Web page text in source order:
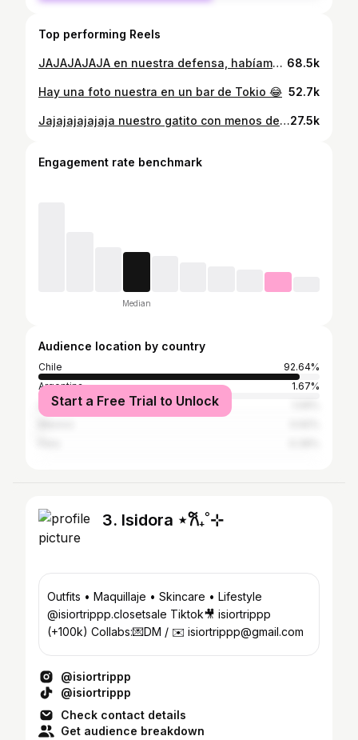
Top performing Reels
JAJAJAJAJA en nuestra defensa, habíamos arrendado otro y le caímos bien al chico del rent a car jajajaja pero nos sentimos tan estúpidos jajajaja🤣💕 #humor #usa #eeuu #rentacar #couple 68.5k
Hay una foto nuestra en un bar de Tokio 😂 52.7k
Jajajajajajaja nuestro gatito con menos defensas que la selección Chilena ❤️ 🐈‍⬛ #gatos #humor #videosdegatos #michis27.5k
Engagement rate benchmark
Median
Audience location by country
Chile
92.64%
Argentina
1.67%
United States
Start a Free Trial to Unlock
3. Isidora ⋆𐙚₊˚⊹
Outfits • Maquillaje • Skincare • Lifestyle
@isiortrippp.closetsale Tiktok🎥 isiortrippp
(+100k) Collabs:💌DM / ✉️ isiortrippp@gmail.com
@isiortrippp
@isiortrippp
Check contact details
Get audience breakdown